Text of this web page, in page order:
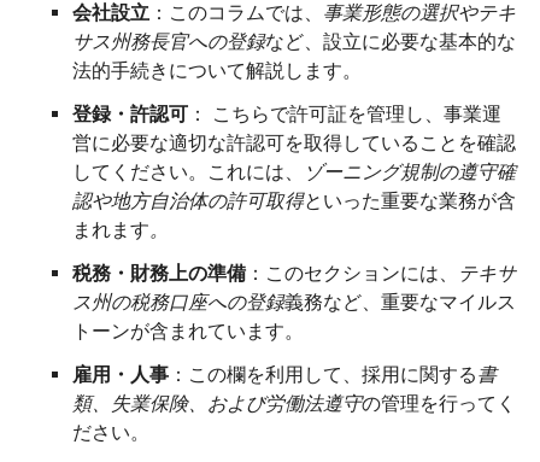
会社設立 ：このコラムでは、 事業形態の選択やテキ
サス州務長官への登録など、設立に必要な基本的な
法的手続きについて解説します。
登録・許認可 ： こちらで許可証を管理し、事業運
営に必要な適切な許認可を取得していることを確認
してください。これには、
ゾーニング規制の遵守確
認や地方自治体の許可取得といった重要な業務が含
まれます。
税務・財務上の準備 ：このセクションには、
テキサ
ス州の税務口座への登録義務など、重要なマイルス
トーンが含まれています。
雇用・人事 ：この欄を利用して、採用に関する書
類、失業保険、および労働法遵守の管理を行ってく
ださい。